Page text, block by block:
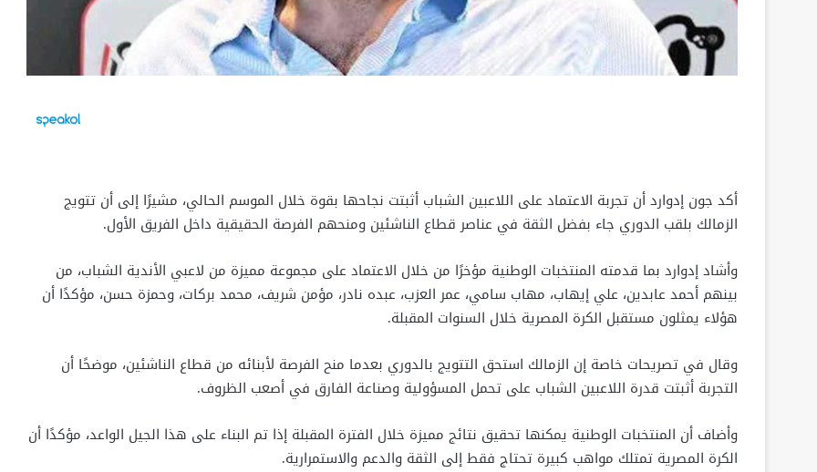
أكد جون إدوارد أن تجربة الاعتماد على اللاعبين الشباب أثبتت نجاحها بقوة خلال الموسم الحالي، مشيرًا إلى أن تتويج
الزمالك بلقب الدوري جاء بفضل الثقة في عناصر قطاع الناشئين ومنحهم الفرصة الحقيقية داخل الفريق الأول.
وأشاد إدوارد بما قدمته المنتخبات الوطنية مؤخرًا من خلال الاعتماد على مجموعة مميزة من لاعبي الأندية الشباب، من
بينهم أحمد عابدين، علي إيهاب، مهاب سامي، عمر العزب، عبده نادر، مؤمن شريف، محمد بركات، وحمزة حسن، مؤكدًا أن
هؤلاء يمثلون مستقبل الكرة المصرية خلال السنوات المقبلة.
وقال في تصريحات خاصة إن الزمالك استحق التتويج بالدوري بعدما منح الفرصة لأبنائه من قطاع الناشئين، موضحًا أن
التجربة أثبتت قدرة اللاعبين الشباب على تحمل المسؤولية وصناعة الفارق في أصعب الظروف.
وأضاف أن المنتخبات الوطنية يمكنها تحقيق نتائج مميزة خلال الفترة المقبلة إذا تم البناء على هذا الجيل الواعد، مؤكدًا أن
الكرة المصرية تمتلك مواهب كبيرة تحتاج فقط إلى الثقة والدعم والاستمرارية.